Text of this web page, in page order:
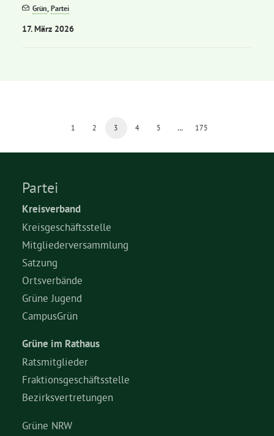
Grün,Partei
17. März 2026
1 2 3 4 5 … 175
Partei
Kreisverband
Kreisgeschäftsstelle
Mitgliederversammlung
Satzung
Ortsverbände
Grüne Jugend
CampusGrün
Grüne im Rathaus
Ratsmitglieder
Fraktionsgeschäftsstelle
Bezirksvertretungen
Grüne NRW